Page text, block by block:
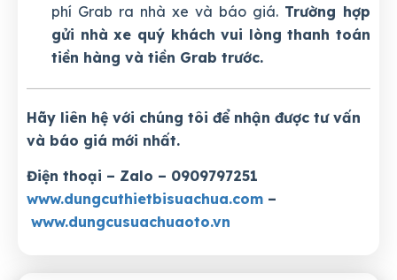
phí Grab ra nhà xe và báo giá. Trường hợp
gửi nhà xe quý khách vui lòng thanh toán
tiền hàng và tiền Grab trước.
Hãy liên hệ với chúng tôi để nhận được tư vấn
và báo giá mới nhất.
Điện thoại – Zalo – 0909797251
www.dungcuthietbisuachua.com –
www.dungcusuachuaoto.vn